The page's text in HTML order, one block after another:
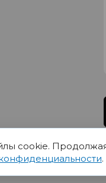
знак ПОРТ
cookie.
.